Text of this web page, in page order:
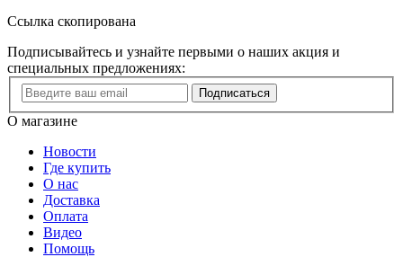
Ссылка скопирована
Подписывайтесь и узнайте первыми о наших акция и
специальных предложениях:
Подписаться
О магазине
Новости
Где купить
О нас
Доставка
Оплата
Видео
Помощь